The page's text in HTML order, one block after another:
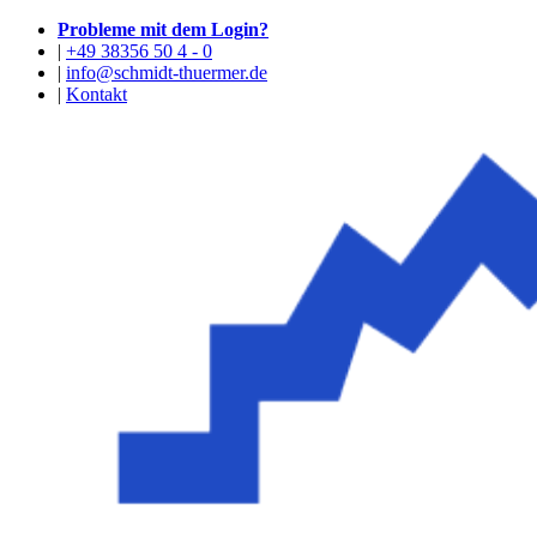
Probleme mit dem Login?
| +49 38356 50 4 - 0
| info@schmidt-thuermer.de
| Kontakt